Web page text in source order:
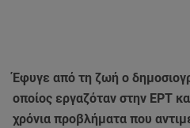
Έφυγε από τη ζωή ο
οποίος εργαζόταν στην ΕΡΤ
χρόνια προβλήματα που